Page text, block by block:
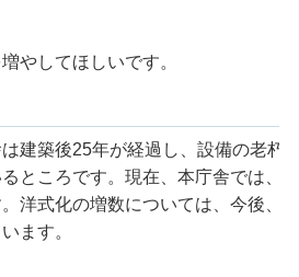
やしてほしいです。
建築後25年が経過し、設備の老朽
ところです。現在、本庁舎では、
洋式化の増数については、今後、
ます。